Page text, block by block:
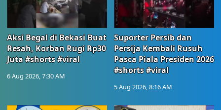
Aksi Begal di Bekasi Buat
Resah, Korban Rugi Rp30
Juta #shorts #viral
6 Aug 2026, 7:30 AM
Suporter Persib dan
Persija Kembali Rusuh
Pasca Piala Presiden 2026
#shorts #viral
5 Aug 2026, 8:16 AM